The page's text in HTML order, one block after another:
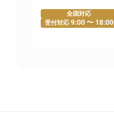
全国対応
受付対応 9:00 〜 18:00